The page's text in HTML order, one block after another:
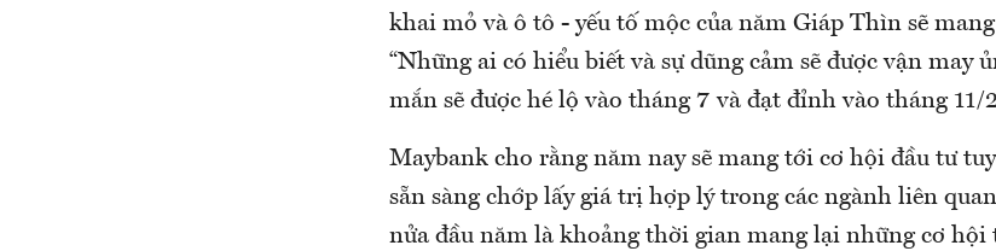
khai mỏ và ô tô - yếu tố mộc của năm Giáp Thìn sẽ
“Những ai có hiểu biết và sự dũng cảm sẽ được vận may
mắn sẽ được hé lộ vào tháng 7 và đạt đỉnh vào tháng 11/
Maybank cho rằng năm nay sẽ mang tới cơ hội đầu tư
sẵn sàng chớp lấy giá trị hợp lý trong các ngành liên
nửa đầu năm là khoảng thời gian mang lại những cơ hội